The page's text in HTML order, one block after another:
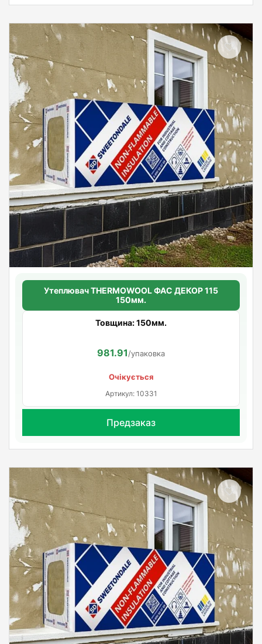
Утеплювач THERMOWOOL ФАС ДЕКОР 115
150мм.
Товщина: 150мм.
981.91/упаковка
Очікується
Артикул: 10331
Предзаказ